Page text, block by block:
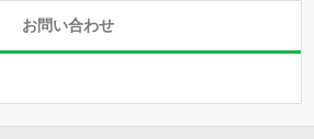
お問い合わせ